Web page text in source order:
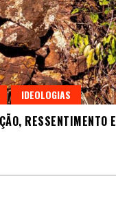
IDEOLOGIAS
RESSENTIMENTO E